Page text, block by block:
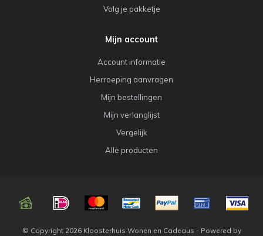
Volg je pakketje
Mijn account
Account informatie
Herroeping aanvragen
Mijn bestellingen
Mijn verlanglijst
Vergelijk
Alle producten
© Copyright 2026 Kloosterhuis Wonen en Cadeaus - Powered by